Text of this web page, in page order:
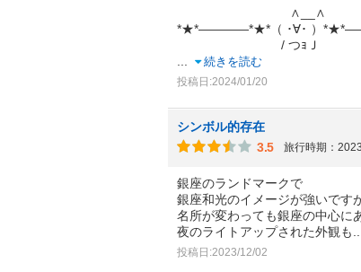
∧__∧
*★*――――*★*（ ･∀･ ）
/ つｮＪ
続きを読む
投稿日:2024/01/20
シンボル的存在
3.5
旅行時期：
銀座のランドマークで
銀座和光のイメージが強いです
名所が変わっても銀座の中心に
夜のライトアップされた外観も
投稿日:2023/12/02